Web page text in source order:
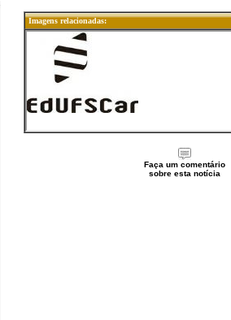
Imagens relacionadas:
Faça um comentário
sobre esta notícia